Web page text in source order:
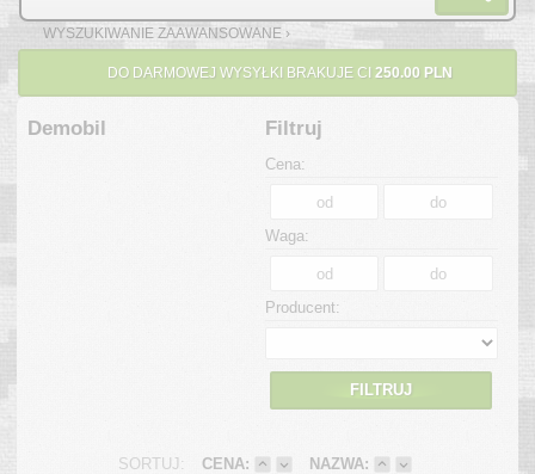
WYSZUKIWANIE ZAAWANSOWANE ›
DO DARMOWEJ WYSYŁKI BRAKUJE CI 250.00 PLN
Demobil Filtruj
Cena:
Waga:
Producent:
FILTRUJ
SORTUJ: CENA: NAZWA: